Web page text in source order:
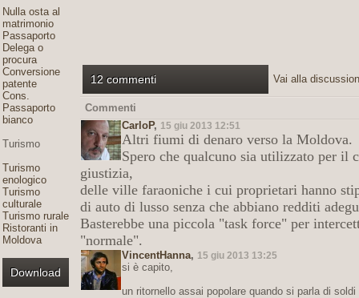
Nulla osta al
matrimonio
Passaporto
Delega o
procura
Conversione
patente
Cons.
Passaporto
bianco
Turismo
Turismo
enologico
Turismo
culturale
Turismo rurale
Ristoranti in
Moldova
Download
12 commenti Vai alla
Commenti
CarloP, 15 giu 2013 12:51
Altri fiumi di denaro verso la Moldova.
Spero che qualcuno sia utilizzato per
giustizia,
delle ville faraoniche i cui proprietari hanno
di auto di lusso senza che abbiano redditi
Basterebbe una piccola "task force" per
"normale".
VincentHanna, 15 giu 2013 13:25
si è capito,
un ritornello assai popolare quando si parla di